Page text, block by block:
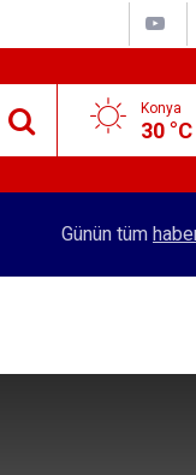
Konya
30 °C
Kırtasiye sektöründe
Günün tüm